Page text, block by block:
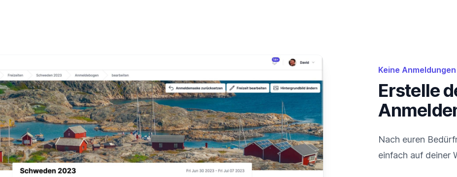
Keine
Erstelle
Nach euren
einfach auf deiner